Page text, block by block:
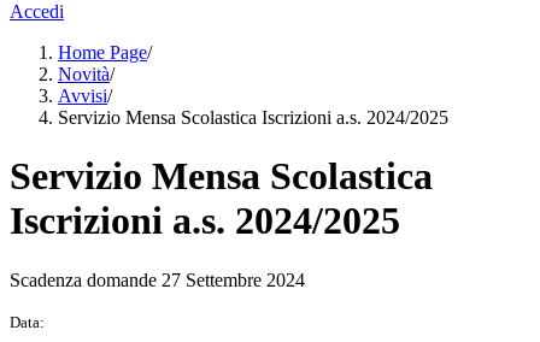
Accedi
Home Page/
Novità/
Avvisi/
Servizio Mensa Scolastica Iscrizioni a.s. 2024/2025
Servizio Mensa Scolastica
Iscrizioni a.s. 2024/2025
Scadenza domande 27 Settembre 2024
Data: